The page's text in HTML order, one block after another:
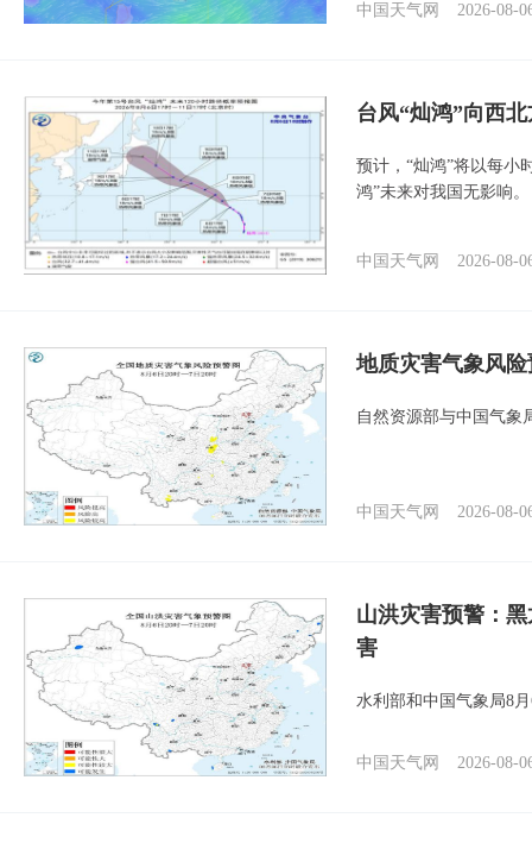
中国天气网
2026-08-
台风“灿鸿”向西
预计，“灿鸿”将以每小
鸿”未来对我国无影响。
中国天气网 2026-08-
地质灾害气象风
自然资源部与中国气象
中国天气网 2026-08-
山洪灾害预警：
害
水利部和中国气象局8
中国天气网 2026-08-